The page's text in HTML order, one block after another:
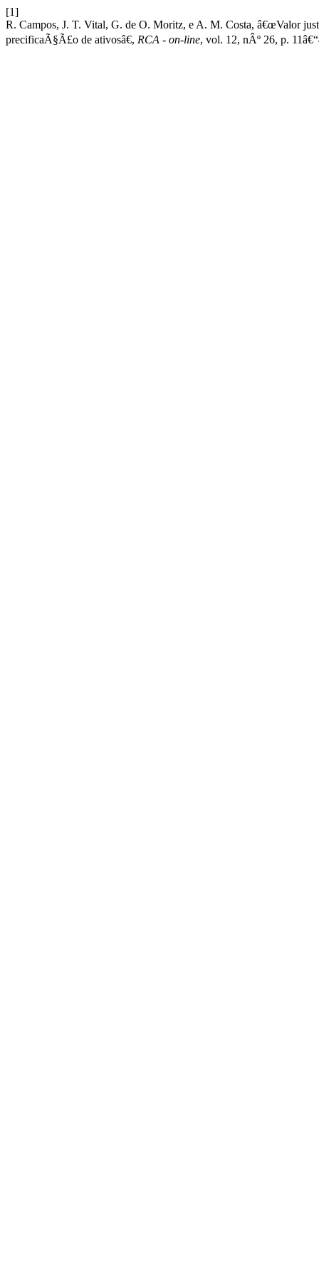
[1]
R. Campos, J. T. Vital, G. de O. Moritz, e A. M. Costa, â€œValor
precificaÃ§Ã£o de ativosâ€, RCA - on-line, vol. 12, nÂº 26, p.